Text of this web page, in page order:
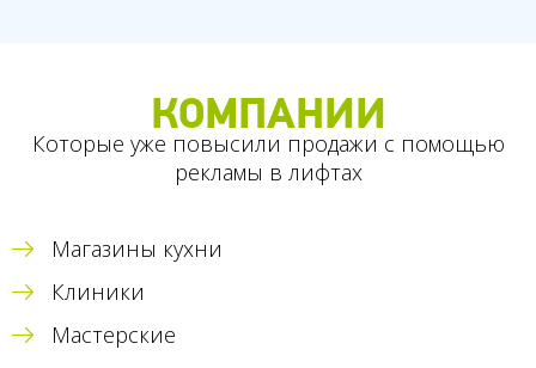
КОМПАНИИ
Которые уже повысили продажи с помощью
рекламы в лифтах
Магазины кухни
Клиники
Мастерские